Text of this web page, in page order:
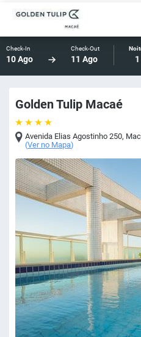
Check-In
10 Ago
Check-Out
11 Ago 1
Golden Tulip Macaé
Avenida Elias Agostinho 250,
(Ver no Mapa)